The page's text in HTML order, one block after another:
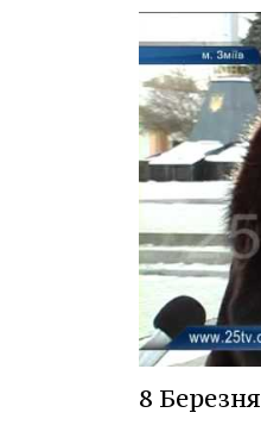
8 Березня